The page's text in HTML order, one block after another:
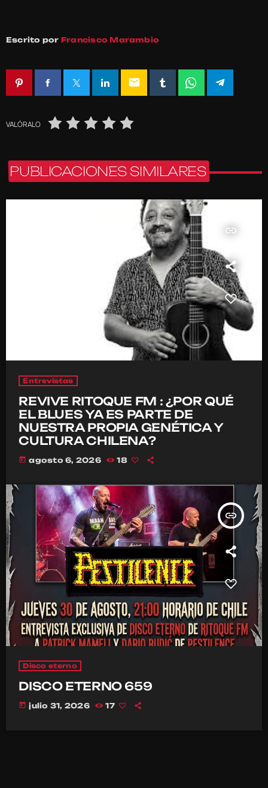
Escrito por Francisco Marambio
email
VALÓRALO
PUBLICACIONES SIMILARES
insert_link
Entrevistas
REVIVE RITOQUE FM : ¿POR QUÉ
EL BLUES YA ES PARTE DE
NUESTRA PROPIA GENÉTICA Y
CULTURA CHILENA?
today agosto 6, 2026 18
insert_link
Disco eterno
DISCO ETERNO 659
today julio 31, 2026 17